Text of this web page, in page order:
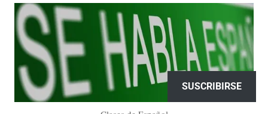
SUSCRIBIRSE